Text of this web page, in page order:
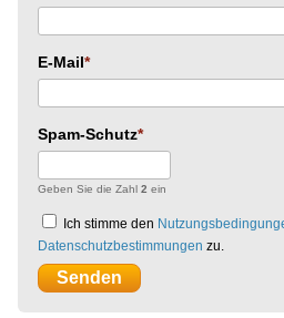
E-Mail
Spam-Schutz
Geben Sie die Zahl 2 ein
Ich stimme den
Datenschutzbestimmungen zu.